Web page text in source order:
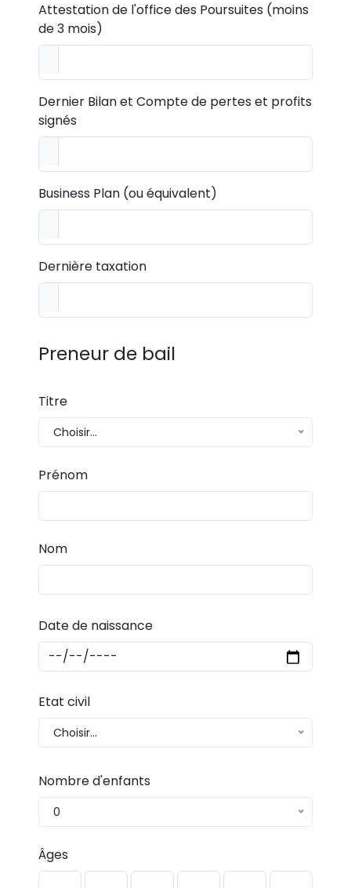
Attestation de l'office des Poursuites (moins
de 3 mois)
Dernier Bilan et Compte de pertes et profits
signés
Business Plan (ou équivalent)
Dernière taxation
Preneur de bail
Titre
Choisir...
Prénom
Nom
Date de naissance
Etat civil
Choisir...
Nombre d'enfants
0
Âges